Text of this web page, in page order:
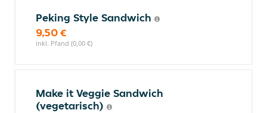
Peking Style Sandwich
9,50 €
inkl. Pfand (0,00 €)
Make it Veggie Sandwich
(vegetarisch)